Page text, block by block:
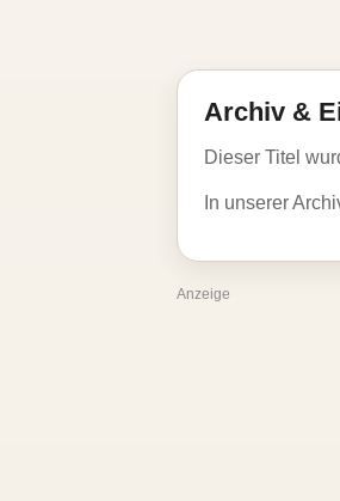
Archiv &
Dieser Titel
In unserer
Anzeige